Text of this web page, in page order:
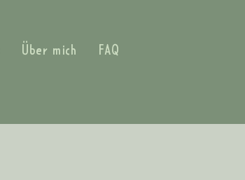
Über mich FAQ